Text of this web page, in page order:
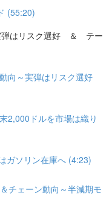
(55:20)
はリスク選好 ＆ テー
向～実弾はリスク選好
2,000ドルを市場は織り
ガソリン在庫へ (4:23)
チェーン動向～半減期モ